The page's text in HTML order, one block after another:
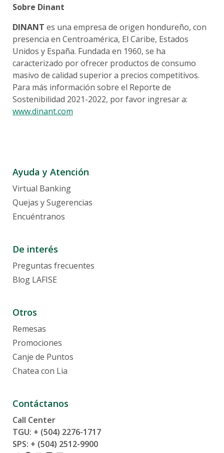
Sobre Dinant
DINANT es una empresa de origen hondureño, con
presencia en Centroamérica, El Caribe, Estados
Unidos y España. Fundada en 1960, se ha
caracterizado por ofrecer productos de consumo
masivo de calidad superior a precios competitivos.
Para más información sobre el Reporte de
Sostenibilidad 2021-2022, por favor ingresar a:
www.dinant.com
Ayuda y Atención
Virtual Banking
Quejas y Sugerencias
Encuéntranos
De interés
Preguntas frecuentes
Blog LAFISE
Otros
Remesas
Promociones
Canje de Puntos
Chatea con Lia
Contáctanos
Call Center
TGU: + (504) 2276-1717
SPS: + (504) 2512-9900